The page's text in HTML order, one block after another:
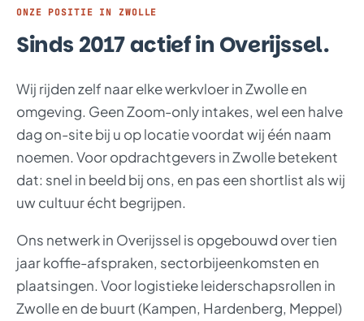
ONZE POSITIE IN ZWOLLE
Sinds 2017 actief in Overijssel.
Wij rijden zelf naar elke werkvloer in Zwolle en
omgeving. Geen Zoom-only intakes, wel een halve
dag on-site bij u op locatie voordat wij één naam
noemen. Voor opdrachtgevers in Zwolle betekent
dat: snel in beeld bij ons, en pas een shortlist als wij
uw cultuur écht begrijpen.
Ons netwerk in Overijssel is opgebouwd over tien
jaar koffie-afspraken, sectorbijeenkomsten en
plaatsingen. Voor logistieke leiderschapsrollen in
Zwolle en de buurt (Kampen, Hardenberg, Meppel)